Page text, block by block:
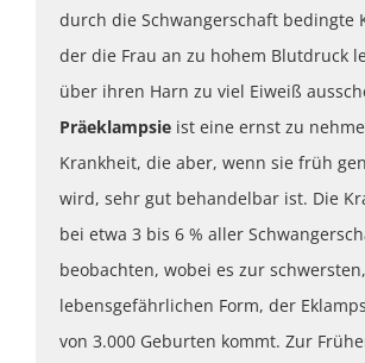
durch die Schwangerschaft bedingte
der die Frau an zu hohem Blutdruck
über ihren Harn zu viel Eiweiß
Präeklampsie ist eine ernst zu
Krankheit, die aber, wenn sie früh
wird, sehr gut behandelbar ist. Die
bei etwa 3 bis 6 % aller
beobachten, wobei es zur schwersten,
lebensgefährlichen Form, der
von 3.000 Geburten kommt. Zur